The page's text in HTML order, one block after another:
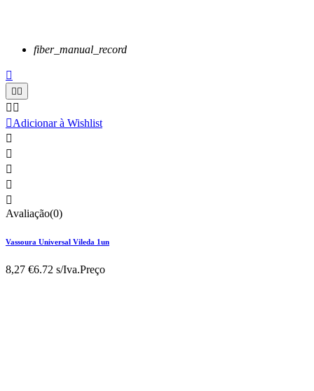
fiber_manual_record

 
 
Adicionar à Wishlist





Avaliação(0)
Vassoura Universal Vileda 1un
8,27 €6.72 s/Iva.Preço